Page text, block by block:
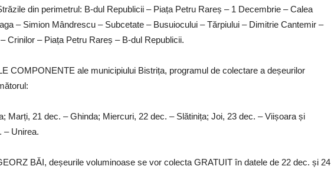
din perimetrul: B-dul Republicii – Piața Petru Rareș – 1 Decembrie – Calea
– Simion Mândrescu – Subcetate – Busuiocului – Tărpiului – Dimitrie Cantemir –
Crinilor – Piața Petru Rareș – B-dul Republicii.
COMPONENTE ale municipiului Bistrița, programul de colectare a deșeurilor
Marți, 21 dec. – Ghinda; Miercuri, 22 dec. – Slătinița; Joi, 23 dec. – Viișoara și
– Unirea.
BĂI, deșeurile voluminoase se vor colecta GRATUIT în datele de 22 dec. și 24